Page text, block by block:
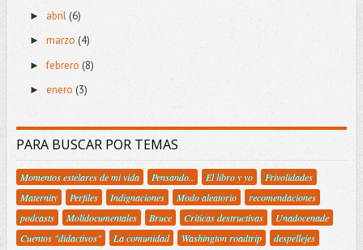
► abril(6)
► marzo (4)
►febrero (8)
► enero (3)
PARA BUSCAR POR TEMAS
Momentos estelares de mi vida Pensando.. El libro y yo
Frivolidades
Maternity
Perfiles Indignaciones Modo aleatorio
recomendaciones
podcasts
Molidocumentales Bruce Criticas destructivas
Unadocenade
Cuentos "didactivos"
La comunidad Washington roadtrip
despellejes